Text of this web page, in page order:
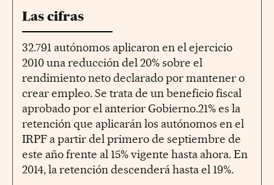
Las cifras
32.791 autónomos aplicaron en el ejercicio
2010 una reducción del 20% sobre el
rendimiento neto declarado por mantener o
crear empleo. Se trata de un beneficio fiscal
aprobado por el anterior Gobierno.21% es la
retención que aplicarán los autónomos en el
IRPF a partir del primero de septiembre de
este año frente al 15% vigente hasta ahora. En
2014, la retención descenderá hasta el 19%.